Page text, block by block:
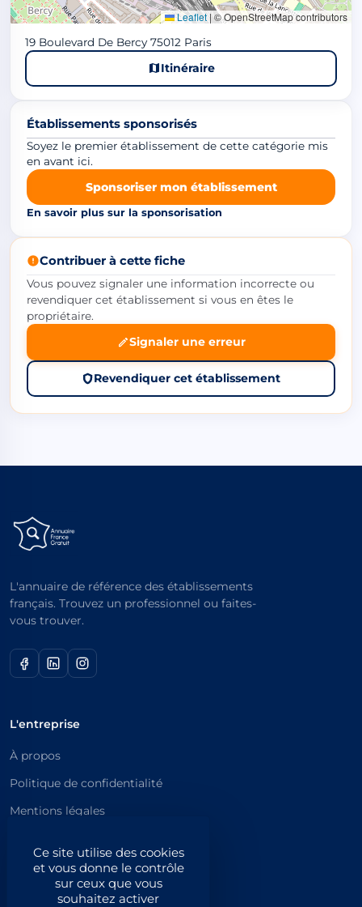
Ce site utilise des cookies
et vous donne le contrôle
sur ceux que vous
souhaitez activer
Leaflet|© OpenStreetMap contributors
19 Boulevard De Bercy 75012 Paris
Itinéraire
Établissements sponsorisés
Soyez le premier établissement de cette catégorie mis
en avant ici.
Sponsoriser mon établissement
En savoir plus sur la sponsorisation
Contribuer à cette fiche
Vous pouvez signaler une information incorrecte ou
revendiquer cet établissement si vous en êtes le
propriétaire.
Signaler une erreur
Revendiquer cet établissement
L'annuaire de référence des établissements
français. Trouvez un professionnel ou faites-
vous trouver.
L'entreprise
À propos
Politique de confidentialité
Mentions légales
Catégories principales
Catégories